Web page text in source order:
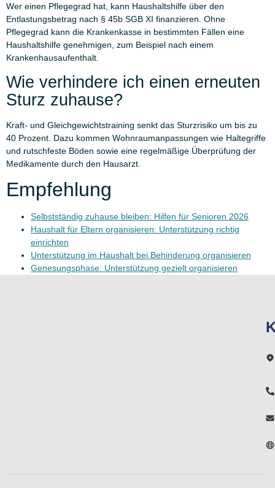
Wer einen Pflegegrad hat, kann Haushaltshilfe über den
Entlastungsbetrag nach § 45b SGB XI finanzieren. Ohne
Pflegegrad kann die Krankenkasse in bestimmten Fällen eine
Haushaltshilfe genehmigen, zum Beispiel nach einem
Krankenhausaufenthalt.
Wie verhindere ich einen erneuten
Sturz zuhause?
Kraft- und Gleichgewichtstraining senkt das Sturzrisiko um bis zu
40 Prozent. Dazu kommen Wohnraumanpassungen wie Haltegriffe
und rutschfeste Böden sowie eine regelmäßige Überprüfung der
Medikamente durch den Hausarzt.
Empfehlung
Selbstständig zuhause bleiben: Hilfen für Senioren 2026
Haushalt für Eltern organisieren: Unterstützung richtig
einrichten
Unterstützung im Haushalt bei Behinderung organisieren
Genesungsphase: Unterstützung gezielt organisieren